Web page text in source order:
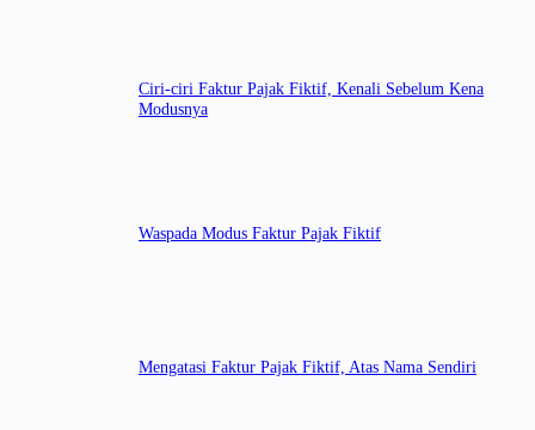
Ciri-ciri Faktur Pajak Fiktif, Kenali Sebelum Kena
Modusnya
Waspada Modus Faktur Pajak Fiktif
Mengatasi Faktur Pajak Fiktif, Atas Nama Sendiri